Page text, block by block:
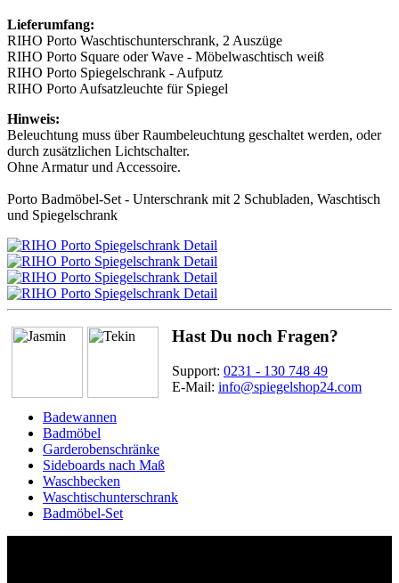
Lieferumfang:
RIHO Porto Waschtischunterschrank, 2 Auszüge
RIHO Porto Square oder Wave - Möbelwaschtisch weiß
RIHO Porto Spiegelschrank - Aufputz
RIHO Porto Aufsatzleuchte für Spiegel
Hinweis:
Beleuchtung muss über Raumbeleuchtung geschaltet werden, oder
durch zusätzlichen Lichtschalter.
Ohne Armatur und Accessoire.
Porto Badmöbel-Set - Unterschrank mit 2 Schubladen, Waschtisch
und Spiegelschrank
Hast Du noch Fragen?
Support: 0231 - 130 748 49
E-Mail: info@spiegelshop24.com
Badewannen
Badmöbel
Garderobenschränke
Sideboards nach Maß
Waschbecken
Waschtischunterschrank
Badmöbel-Set